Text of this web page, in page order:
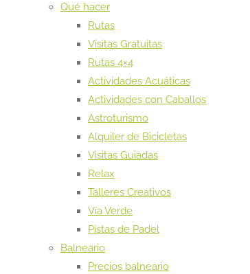
Qué hacer
Rutas
Visitas Gratuitas
Rutas 4×4
Actividades Acuáticas
Actividades con Caballos
Astroturismo
Alquiler de Bicicletas
Visitas Guiadas
Relax
Talleres Creativos
Vía Verde
Pistas de Padel
Balneario
Precios balneario